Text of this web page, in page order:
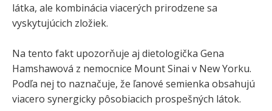
látka, ale kombinácia viacerých prirodzene sa
vyskytujúcich zložiek.
Na tento fakt upozorňuje aj dietologička Gena
Hamshawová z nemocnice Mount Sinai v New Yorku.
Podľa nej to naznačuje, že ľanové semienka obsahujú
viacero synergicky pôsobiacich prospešných látok.